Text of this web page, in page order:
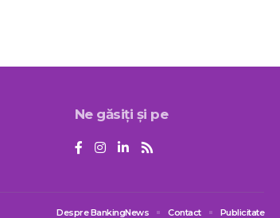
Ne găsiți și pe
Despre BankingNews Contact Publicitate